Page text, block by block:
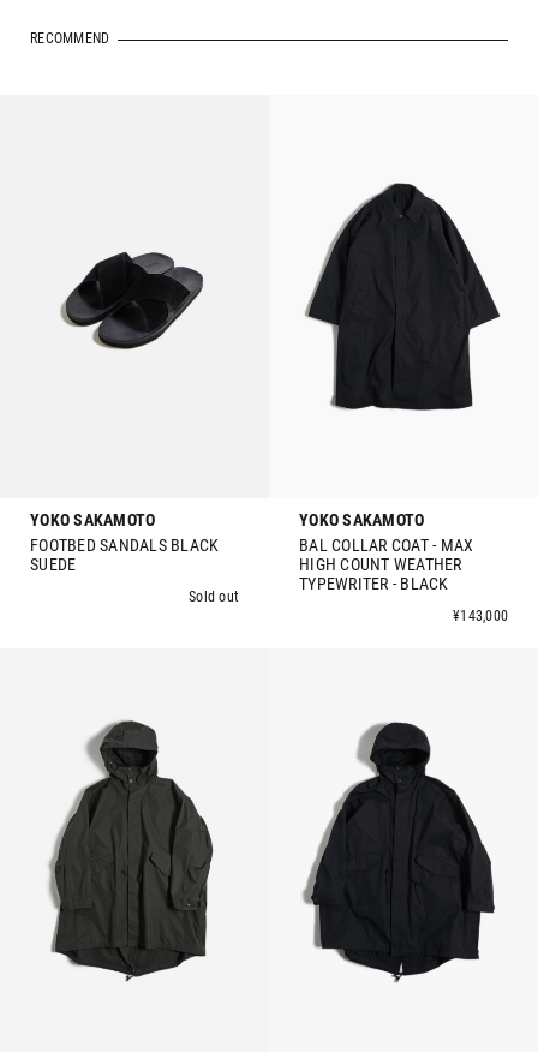
RECOMMEND
YOKO SAKAMOTO
FOOTBED SANDALS BLACK
SUEDE
Sold out
YOKO SAKAMOTO
BAL COLLAR COAT - MAX
HIGH COUNT WEATHER
TYPEWRITER - BLACK
¥143,000